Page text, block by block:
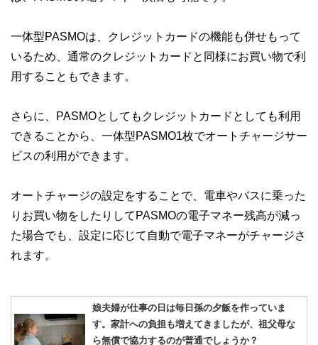
一体型PASMOは、クレジットカードの機能も併せもって
いるため、通常のクレジットカードと同様にお買い物で利
用することもできます。
さらに、PASMOとしてもクレジットカードとしても利用
できることから、一体型PASMO1枚でオートチャージサー
ビスの利用ができます。
オートチャージの設定をすることで、電車やバスに乗った
りお買い物をしたりしてPASMOの電子マネー残高が減っ
た場合でも、設定に応じて自動で電子マネーがチャージさ
れます。
娘夫婦が仕事の日は毎日孫の夕飯を作っていま
す。家計への負担も増えてきましたが、祖父母な
ら無償で協力するのが普通でしょうか？